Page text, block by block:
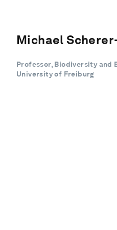
Michael
Professor, Biodiversity and
University of Freiburg